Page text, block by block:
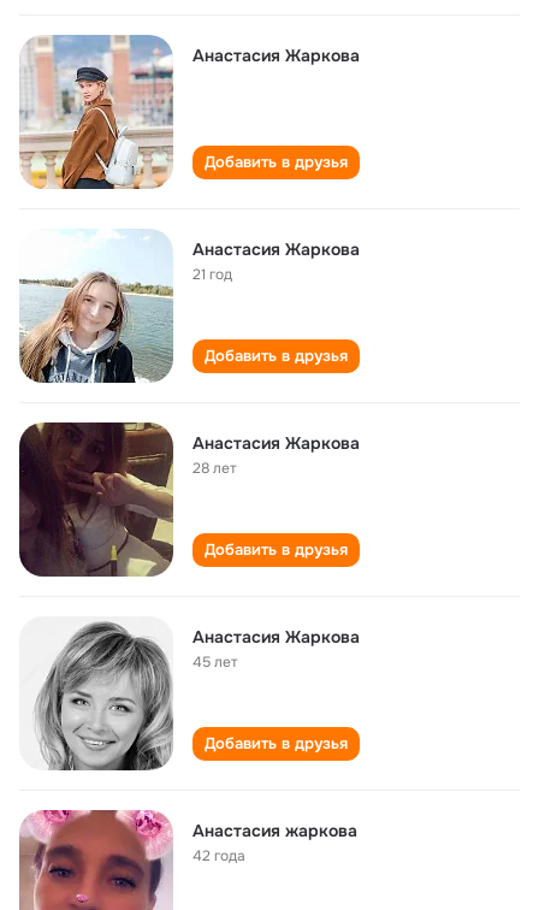
Анастасия Жаркова
Добавить в друзья
Анастасия Жаркова
21 год
Добавить в друзья
Анастасия Жаркова
28 лет
Добавить в друзья
Анастасия Жаркова
45 лет
Добавить в друзья
Анастасия жаркова
42 года